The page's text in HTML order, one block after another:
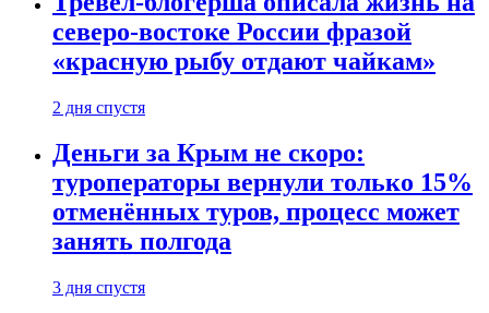
северо-востоке России фразой
«красную рыбу отдают чайкам»
2 дня спустя
Деньги за Крым не скоро:
туроператоры вернули только 15%
отменённых туров, процесс может
занять полгода
3 дня спустя